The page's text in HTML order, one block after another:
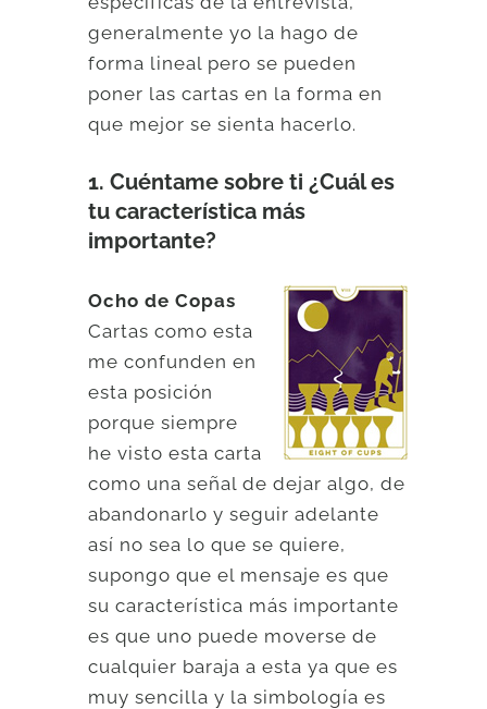
generalmente yo la hago de
forma lineal pero se pueden
poner las cartas en la forma en
que mejor se sienta hacerlo.
1. Cuéntame sobre ti ¿Cuál es
tu característica más
importante?
Ocho de Copas
Cartas como esta
me confunden en
esta posición
porque siempre
he visto esta carta
como una señal de dejar algo, de
abandonarlo y seguir adelante
así no sea lo que se quiere,
supongo que el mensaje es que
su característica más importante
es que uno puede moverse de
cualquier baraja a esta ya que es
muy sencilla y la simbología es